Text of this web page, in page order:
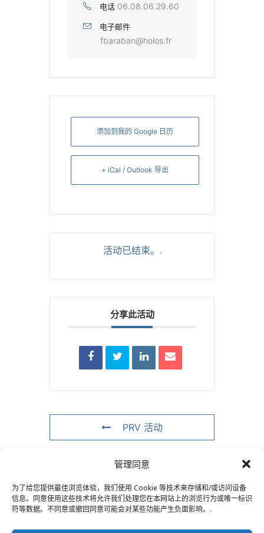
管理同意
为了给您提供最佳浏览体验，我们使用 Cookie 等技术来存储和/或访问设备
信息。同意使用这些技术将允许我们处理您在本网站上的浏览行为或唯一标识
符等数据。不同意或撤回同意可能会对某些功能产生负面影响。.
电话 06.08.06.29.60
电子邮件
fbaraban@holos.fr
添加到我的 Google 日历
+ iCal / Outlook 导出
活动已结束。.
分享此活动
PRV 活动
NXT赛事